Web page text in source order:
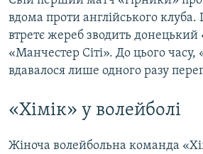
вдома проти англійського
втретє жереб зводить
«Манчестер Сіті». До цього часу,
вдавалося лише одного разу
«Хімік» у волейболі
Жіноча волейбольна команда